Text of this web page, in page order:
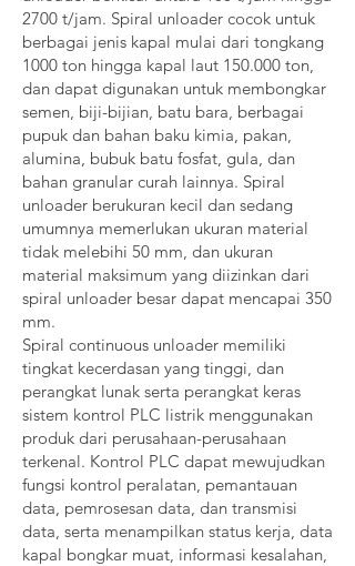
2700 t/jam. Spiral unloader cocok untuk
berbagai jenis kapal mulai dari tongkang
1000 ton hingga kapal laut 150.000 ton,
dan dapat digunakan untuk membongkar
semen, biji-bijian, batu bara, berbagai
pupuk dan bahan baku kimia, pakan,
alumina, bubuk batu fosfat, gula, dan
bahan granular curah lainnya. Spiral
unloader berukuran kecil dan sedang
umumnya memerlukan ukuran material
tidak melebihi 50 mm, dan ukuran
material maksimum yang diizinkan dari
spiral unloader besar dapat mencapai 350
mm.
Spiral continuous unloader memiliki
tingkat kecerdasan yang tinggi, dan
perangkat lunak serta perangkat keras
sistem kontrol PLC listrik menggunakan
produk dari perusahaan-perusahaan
terkenal. Kontrol PLC dapat mewujudkan
fungsi kontrol peralatan, pemantauan
data, pemrosesan data, dan transmisi
data, serta menampilkan status kerja, data
kapal bongkar muat, informasi kesalahan,